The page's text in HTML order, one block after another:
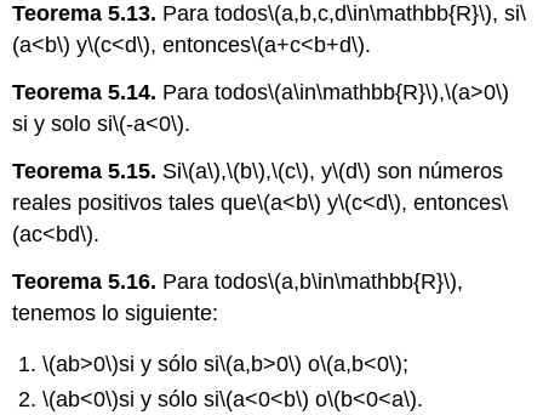
Teorema 5.13. Para todos\(a,b,c,d\in\mathbb{R}\), si\
(a<b\) y\(c<d\), entonces\(a+c<b+d\).
Teorema 5.14. Para todos\(a\in\mathbb{R}\),\(a>0\)
si y solo si\(-a<0\).
Teorema 5.15. Si\(a\),\(b\),\(c\), y\(d\) son números
reales positivos tales que\(a<b\) y\(c<d\), entonces\
(ac<bd\).
Teorema 5.16. Para todos\(a,b\in\mathbb{R}\),
tenemos lo siguiente:
\(ab>0\)si y sólo si\(a,b>0\) o\(a,b<0\);
\(ab<0\)si y sólo si\(a<0<b\) o\(b<0<a\).